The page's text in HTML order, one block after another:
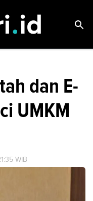
dan E-
UMKM
WIB